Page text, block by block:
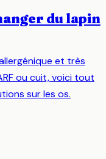
du lapin
et très
ou cuit, voici tout
sur les os.